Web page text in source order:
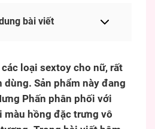
bài viết
loại sextoy cho nữ, rất
Sản phẩm này đang
Phấn phân phối với
màu hồng đặc trưng vô